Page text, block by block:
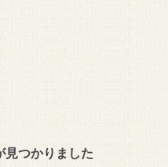
見つかりました